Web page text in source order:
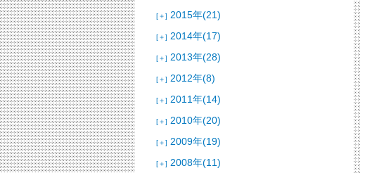
[＋] 2015年(21)
[＋] 2014年(17)
[＋] 2013年(28)
[＋] 2012年(8)
[＋] 2011年(14)
[＋] 2010年(20)
[＋] 2009年(19)
[＋] 2008年(11)